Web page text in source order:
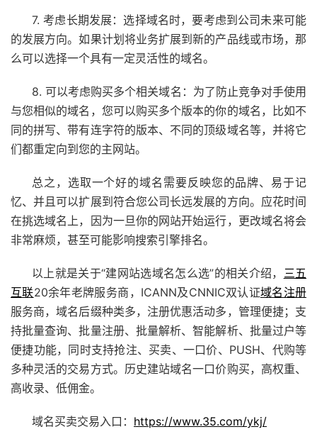
7. 考虑长期发展：选择域名时，要考虑到公司未来可能
的发展方向。如果计划将业务扩展到新的产品线或市场，那
么可以选择一个具有一定灵活性的域名。
8. 可以考虑购买多个相关域名：为了防止竞争对手使用
与您相似的域名，您可以购买多个版本的你的域名，比如不
同的拼写、带有连字符的版本、不同的顶级域名等，并将它
们都重定向到您的主网站。
总之，选取一个好的域名需要反映您的品牌、易于记
忆、并且可以扩展到符合您公司长远发展的方向。应花时间
在挑选域名上，因为一旦你的网站开始运行，更改域名将会
非常麻烦，甚至可能影响搜索引擎排名。
以上就是关于“建网站选域名怎么选”的相关介绍，
三五
互联20余年老牌服务商，ICANN及CNNIC双认证域名注册
服务商，域名后缀种类多，注册优惠活动多，管理便捷；支
持批量查询、批量注册、批量解析、智能解析、批量过户等
便捷功能，同时支持抢注、买卖、 一口价、PUSH、代购等
多种灵活的交易方式。历史建站域名一口价购买，高权重、
高收录、低佣金。
域名买卖交易入口： https://www.35.com/ykj/